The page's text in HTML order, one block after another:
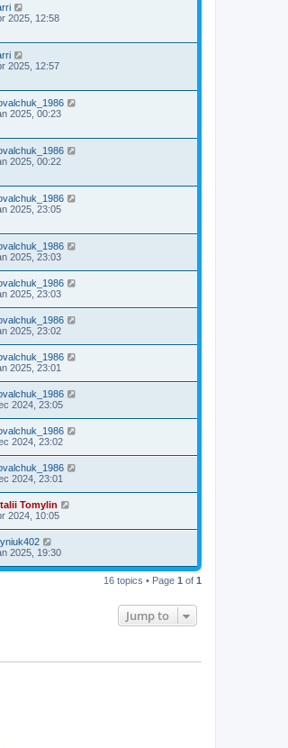
2025, 12:58
2025, 12:57
2025, 00:23
2025, 00:22
2025, 23:05
2025, 23:03
2025, 23:03
2025, 23:02
2025, 23:01
2024, 23:05
2024, 23:02
2024, 23:01
Tomylin
2024, 10:05
2025, 19:30
16 topics • Page 1 of 1
Jump to